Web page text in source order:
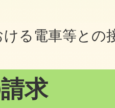
る電車等との
求